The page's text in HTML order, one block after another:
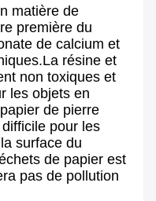
matière de
première du
de calcium et
résine et
non toxiques et
les objets en
de pierre
pour les
surface du
de papier est
pas de pollution